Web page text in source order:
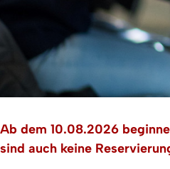
Ab dem 10.08.2026
sind auch keine